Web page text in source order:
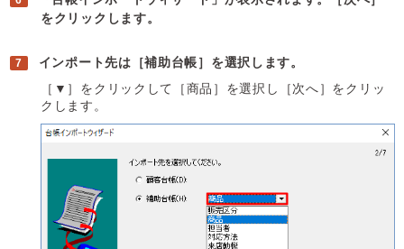
をクリックします。
インポート先は［補助台帳］を選択します。
［▼］をクリックして［商品］を選択し［次へ］をクリッ
クします。